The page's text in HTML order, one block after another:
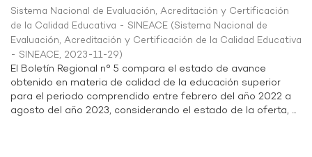
Sistema Nacional de Evaluación, Acreditación y Certificación
de la Calidad Educativa - SINEACE (Sistema Nacional de
Evaluación, Acreditación y Certificación de la Calidad Educativa
- SINEACE, 2023-11-29)
El Boletín Regional n° 5 compara el estado de avance
obtenido en materia de calidad de la educación superior
para el periodo comprendido entre febrero del año 2022 a
agosto del año 2023, considerando el estado de la oferta, ...